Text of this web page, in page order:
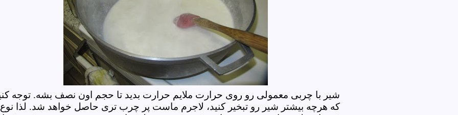
شیر با چربی معمولی رو روی حرارت ملایم حرارت بدید تا حجم اون نصف بشه. توجه
که هرچه بیشتر شیر رو تبخیر کنید، لاجرم ماست پر چرب تری حاصل خواهد شد. لذا نوع